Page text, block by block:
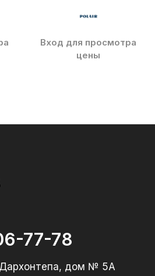
Вход для просмотра
цены
77-78
Дархонтепа, дом № 5А